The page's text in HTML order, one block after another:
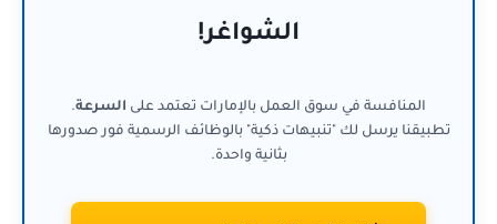
الشواغر!
المنافسة في سوق العمل بالإمارات تعتمد على السرعة.
تطبيقنا يرسل لك "تنبيهات ذكية" بالوظائف الرسمية فور صدورها
بثانية واحدة.